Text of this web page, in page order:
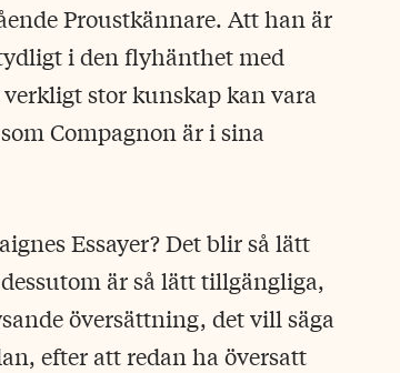
Proustkännare. Att han är
i den flyhänthet med
stor kunskap kan vara
Compagnon är i sina
Essayer? Det blir så lätt
är så lätt tillgängliga,
översättning, det vill säga
efter att redan ha översatt